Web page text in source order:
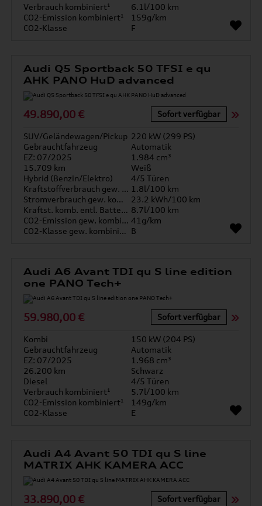
Verbrauch kombiniert¹
6.1l/100 km
CO2-Emission kombiniert¹
159g/km
CO2-Klasse
F
Audi Q5 Sportback 50 TFSI e qu
AHK PANO HuD advanced
49.890,00 € Sofort verfügbar
SUV/Geländewagen/Pickup 220 kW (299 PS)
Gebrauchtfahrzeug
Automatik
EZ: 07/2025
1.984 cm³
15.709 km
Weiß
Hybrid (Benzin/Elektro)
4/5 Türen
Kraftstoffverbrauch gew. kombiniert 1.8l/100 km
Stromverbrauch gew. kombiniert
23.2 kWh/100 km
Kraftst. komb. entl. Batterie 8.7l/100 km
CO2-Emission gew. kombiniert 41g/km
CO2-Klasse gew. kombiniert B
Audi A6 Avant TDI qu S line edition
one PANO Tech+
59.980,00 € Sofort verfügbar
Kombi
150 kW (204 PS)
Gebrauchtfahrzeug
Automatik
EZ: 07/2025
1.968 cm³
26.200 km
Schwarz
Diesel
4/5 Türen
Verbrauch kombiniert¹
5.7l/100 km
CO2-Emission kombiniert¹
149g/km
CO2-Klasse
E
Audi A4 Avant 50 TDI qu S line
MATRIX AHK KAMERA ACC
33.890,00 € Sofort verfügbar